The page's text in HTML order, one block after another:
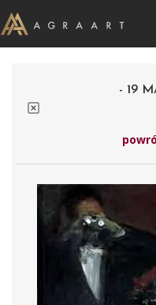
- 19